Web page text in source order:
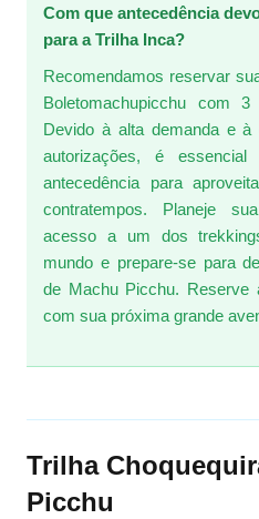
Com que antecedência
para a Trilha Inca?
Recomendamos reservar
Boletomachupicchu com
Devido à alta demanda e à
autorizações, é
antecedência para
contratempos. Planeje
acesso a um dos
mundo e prepare-se para
de Machu Picchu. Reserve
com sua próxima grande
Trilha
Picchu